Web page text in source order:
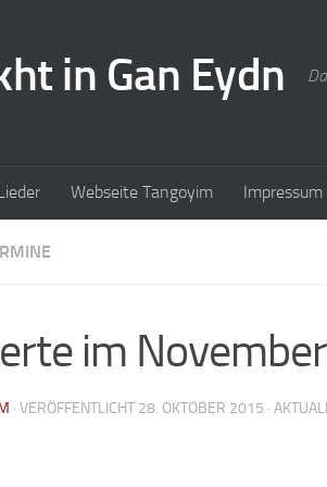
in Gan Eydn
Webseite Tangoyim Impressum
im November
· VERÖFFENTLICHT 28. OKTOBER 2015 ·